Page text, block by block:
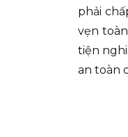
phải
vẹn
tiện
an toàn